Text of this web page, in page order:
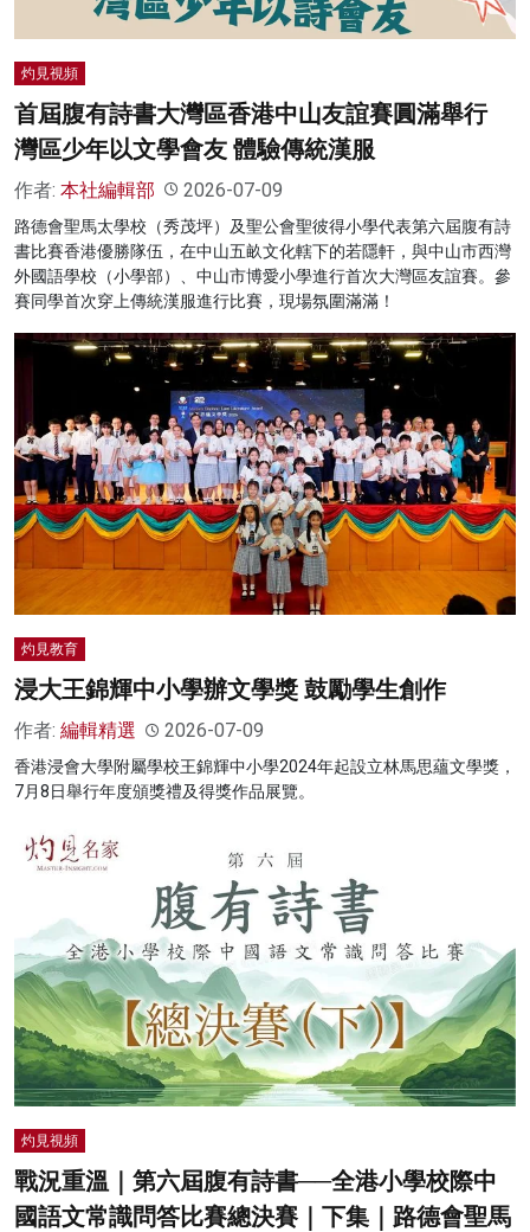
灼見視頻
首屆腹有詩書大灣區香港中山友誼賽圓滿舉行
灣區少年以文學會友 體驗傳統漢服
作者: 本社編輯部 2026-07-09
路德會聖馬太學校（秀茂坪）及聖公會聖彼得小學代表第六屆腹有詩
書比賽香港優勝隊伍，在中山五畝文化轄下的若隱軒，與中山市西灣
外國語學校（小學部）、中山市博愛小學進行首次大灣區友誼賽。參
賽同學首次穿上傳統漢服進行比賽，現場氛圍滿滿！
灼見教育
浸大王錦輝中小學辦文學獎 鼓勵學生創作
作者: 編輯精選 2026-07-09
香港浸會大學附屬學校王錦輝中小學2024年起設立林馬思蘊文學獎，
7月8日舉行年度頒獎禮及得獎作品展覽。
灼見視頻
戰況重溫｜第六屆腹有詩書──全港小學校際中
國語文常識問答比賽總決賽｜下集｜路德會聖馬